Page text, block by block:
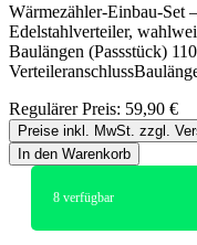
Wärmezähler-Einbau-Set
Edelstahlverteiler,
Baulängen (Passstück)
Regulärer Preis: 59,90 €
Preise inkl. MwSt. zzgl.
In den Warenkorb
8 verfügbar